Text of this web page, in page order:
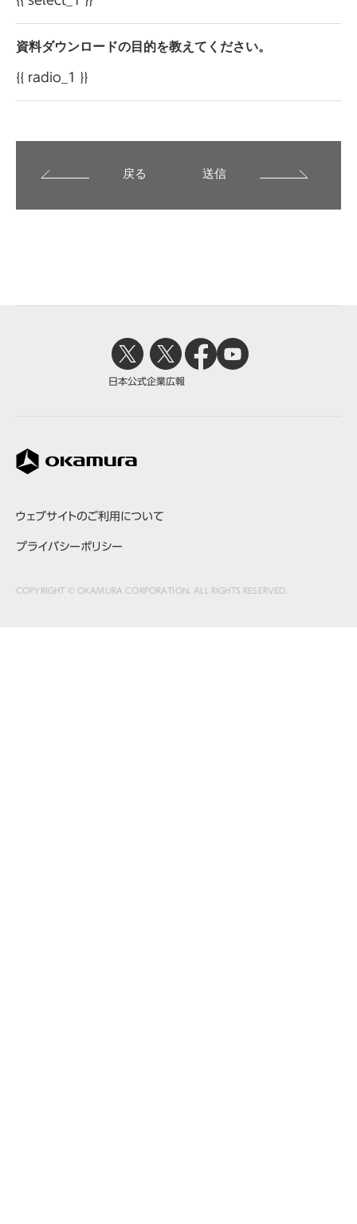
資料ダウンロードの目的を教えてください。
{{ radio_1 }}
戻る 送信
ウェブサイトのご利用について
プライバシーポリシー
COPYRIGHT © OKAMURA CORPORATION. ALL RIGHTS RESERVED.
日本公式企業広報